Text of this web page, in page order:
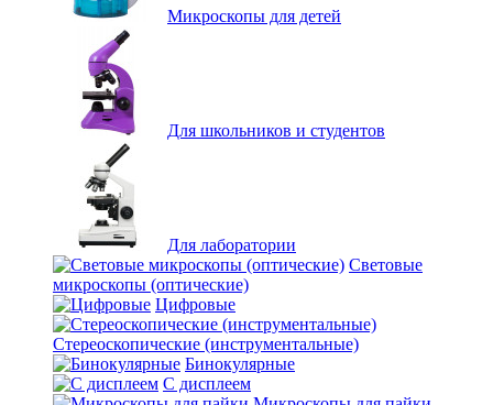
Микроскопы для детей
Для школьников и студентов
Для лаборатории
Световые
микроскопы (оптические)
Цифровые
Стереоскопические (инструментальные)
Бинокулярные
С дисплеем